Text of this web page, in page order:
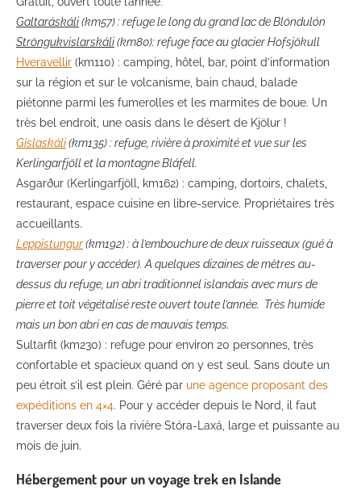
Galtaráskáli(km57) : refuge le long du grand lac de Blöndulón
Ströngukvislarskáli(km80): refuge face au glacier Hofsjökull
Hveravellir (km110) : camping, hôtel, bar, point d’information
sur la région et sur le volcanisme, bain chaud, balade
piétonne parmi les fumerolles et les marmites de boue. Un
très bel endroit, une oasis dans le désert de Kjölur !
Gíslaskáli(km135) : refuge, rivière à proximité et vue sur les
Kerlingarfjöll et la montagne Bláfell.
Asgarður (Kerlingarfjöll, km162) : camping, dortoirs, chalets,
restaurant, espace cuisine en libre-service. Propriétaires très
accueillants.
Leppistungur(km192) : à l’embouchure de deux ruisseaux (gué à
traverser pour y accéder). A quelques dizaines de mètres au-
dessus du refuge, un abri traditionnel islandais avec murs de
pierre et toit végétalisé reste ouvert toute l’année. Très humide
mais un bon abri en cas de mauvais temps.
Sultarfit (km230) : refuge pour environ 20 personnes, très
confortable et spacieux quand on y est seul. Sans doute un
peu étroit s’il est plein. Géré par une agence proposant des
expéditions en 4×4. Pour y accéder depuis le Nord, il faut
traverser deux fois la rivière Stóra-Laxá, large et puissante au
mois de juin.
Hébergement pour un voyage trek en Islande